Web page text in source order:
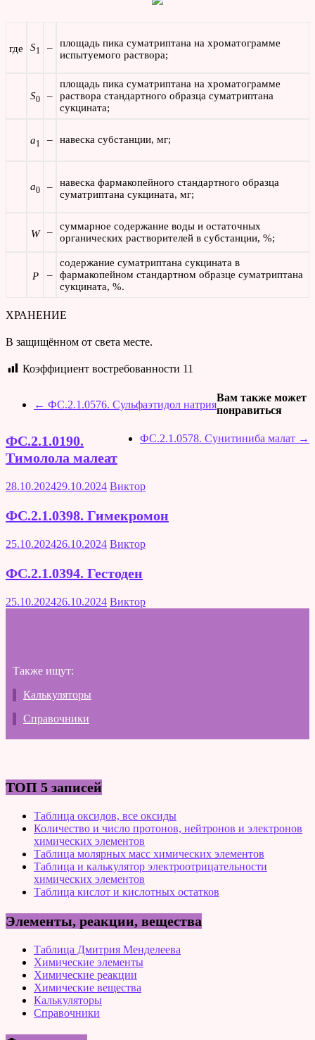
где S1 –
площадь пика суматриптана на хроматограмме
испытуемого раствора;
S0 –
площадь пика суматриптана на хроматограмме
раствора стандартного образца суматриптана
сукцината;
а1 – навеска субстанции, мг;
а0 –
навеска фармакопейного стандартного образца
суматриптана сукцината, мг;
W –
суммарное содержание воды и остаточных
органических растворителей в субстанции, %;
P –
содержание суматриптана сукцината в
фармакопейном стандартном образце суматриптана
сукцината, %.
ХРАНЕНИЕ
В защищённом от света месте.
Коэффициент востребованности 11
← ФС.2.1.0576. Сульфаэтидол натрия
ФС.2.1.0578. Сунитиниба малат →
Вам также может
понравиться
ФС.2.1.0190.
Тимолола малеат
28.10.202429.10.2024 Виктор
ФС.2.1.0398. Гимекромон
25.10.202426.10.2024 Виктор
ФС.2.1.0394. Гестоден
25.10.202426.10.2024 Виктор
Также ищут:
Калькуляторы
Справочники
ТОП 5 записей
Таблица оксидов, все оксиды
Количество и число протонов, нейтронов и электронов
химических элементов
Таблица молярных масс химических элементов
Таблица и калькулятор электроотрицательности
химических элементов
Таблица кислот и кислотных остатков
Элементы, реакции, вещества
Таблица Дмитрия Менделеева
Химические элементы
Химические реакции
Химические вещества
Калькуляторы
Справочники